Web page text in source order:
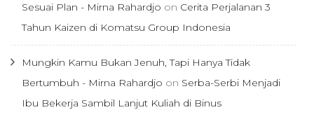
Sesuai Plan - Mirna Rahardjo on Cerita Perjalanan 3
Tahun Kaizen di Komatsu Group Indonesia
Mungkin Kamu Bukan Jenuh, Tapi Hanya Tidak
Bertumbuh - Mirna Rahardjo on Serba-Serbi Menjadi
Ibu Bekerja Sambil Lanjut Kuliah di Binus